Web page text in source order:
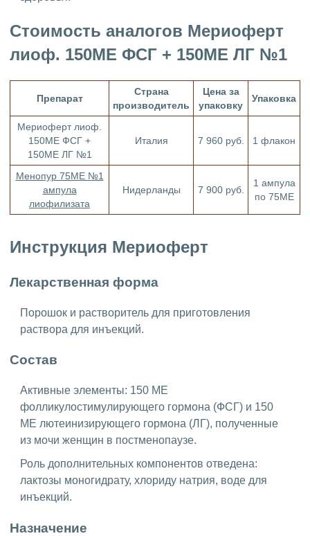
Стоимость аналогов Мериоферт
лиоф. 150МЕ ФСГ + 150МЕ ЛГ №1
Препарат
Страна
производитель
Цена за
упаковку
Упаковка
Мериоферт лиоф.
150МЕ ФСГ +
150МЕ ЛГ №1
Италия 7 960 руб. 1 флакон
Менопур 75МЕ №1
ампула
лиофилизата
Нидерланды 7 900 руб.
1 ампула
по 75МЕ
Инструкция Мериоферт
Лекарственная форма
Порошок и растворитель для приготовления
раствора для инъекций.
Состав
Активные элементы: 150 МЕ
фолликулостимулирующего гормона (ФСГ) и 150
МЕ лютеинизирующего гормона (ЛГ), полученные
из мочи женщин в постменопаузе.
Роль дополнительных компонентов отведена:
лактозы моногидрату, хлориду натрия, воде для
инъекций.
Назначение